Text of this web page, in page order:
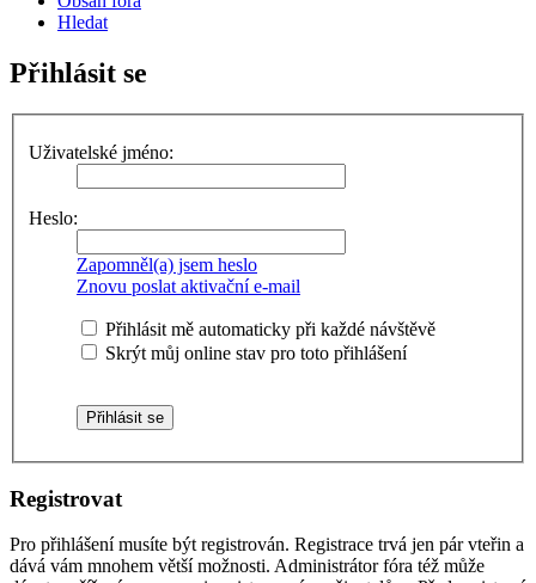
Hledat
Přihlásit se
Uživatelské jméno:
Heslo:
Zapomněl(a) jsem heslo
Znovu poslat aktivační e-mail
Přihlásit mě automaticky při každé návštěvě
Skrýt můj online stav pro toto přihlášení
Registrovat
Pro přihlášení musíte být registrován. Registrace trvá jen pár vteřin a
dává vám mnohem větší možnosti. Administrátor fóra též může